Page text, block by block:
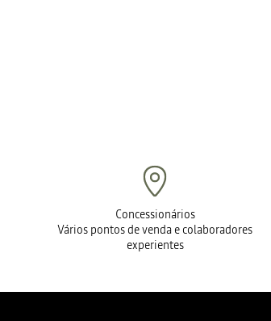
Concessionários
Vários pontos de venda e colaboradores
experientes